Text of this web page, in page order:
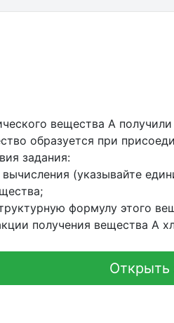
вещества А
образуется при
задания:
(указывайте
формулу этого
получения вещества А
Открыть